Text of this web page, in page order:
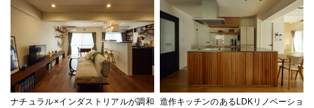
ナチュラル×インダストリアルが調和
造作キッチンのあるLDKリノベーショ